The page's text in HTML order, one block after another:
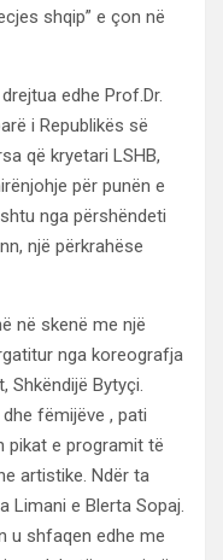
shqip” e çon në
edhe Prof.Dr.
i Republikës së
që kryetari LSHB,
për punën e
nga përshëndeti
një përkrahëse
në skenë me një
nga koreografja
Shkëndijë Bytyçi.
fëmijëve , pati
pikat e programit të
artistike. Ndër ta
Limani e Blerta Sopaj.
u shfaqen edhe me